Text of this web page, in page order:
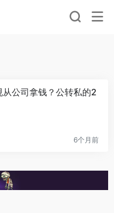
公司拿钱？公转私的2
6个月前